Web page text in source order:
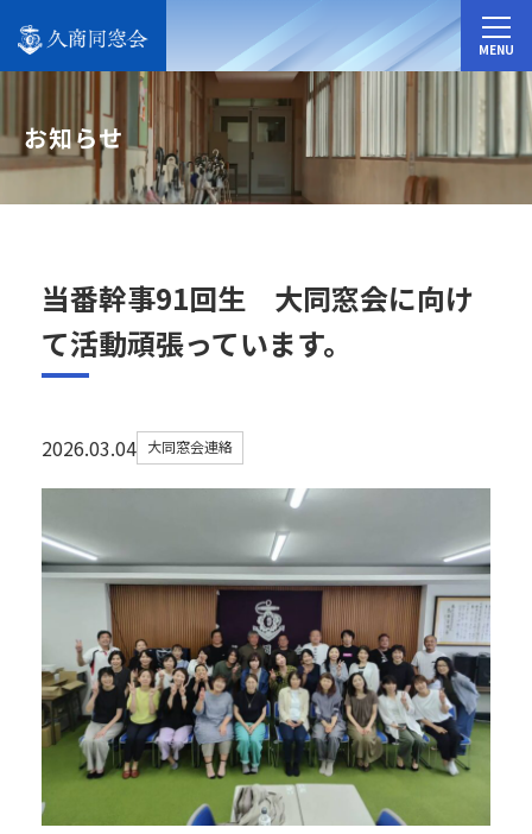
MENU
お知らせ
当番幹事91回生 大同窓会に向け
て活動頑張っています。
2026.03.04 大同窓会連絡